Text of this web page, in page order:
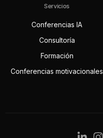
Servicios
Conferencias IA
Consultoría
Formación
Conferencias motivacionales